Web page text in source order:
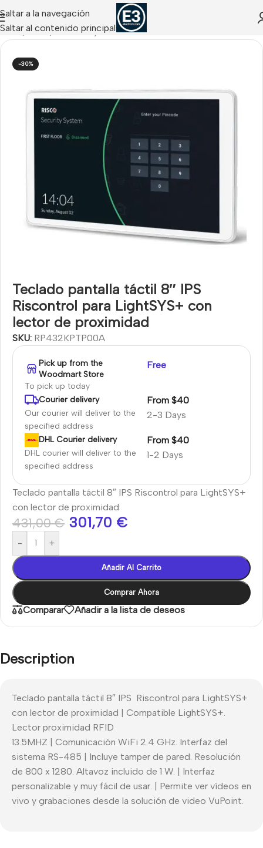
Saltar a la navegación
Saltar al contenido principal
Inicio Risco/Teclados y Sirenas Cableadas Risco
-30%
Teclado pantalla táctil 8″ IPS
Riscontrol para LightSYS+ con
lector de proximidad
SKU: RP432KPTP00A
Pick up from the
Woodmart Store
To pick up today
Free
Courier delivery
Our courier will deliver to the
specified address
2-3 Days
From $40
DHL Courier delivery
DHL courier will deliver to the
specified address
1-2 Days
From $40
Teclado pantalla táctil 8″ IPS Riscontrol para LightSYS+
con lector de proximidad
431,00€ 301,70 €
- +
Añadir Al Carrito
Comprar Ahora
Comparar Añadir a la lista de deseos
Description
Teclado pantalla táctil 8″ IPS Riscontrol para LightSYS+
con lector de proximidad | Compatible LightSYS+.
Lector proximidad RFID
13.5MHZ | Comunicación WiFi 2.4 GHz. Interfaz del
sistema RS-485 | Incluye tamper de pared. Resolución
de 800 x 1280. Altavoz incluido de 1 W. | Interfaz
personalizable y muy fácil de usar. | Permite ver vídeos en
vivo y grabaciones desde la solución de video VuPoint.